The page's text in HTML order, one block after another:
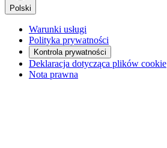
Polski
Warunki usługi
Polityka prywatności
Kontrola prywatności
Deklaracja dotycząca plików cookie
Nota prawna